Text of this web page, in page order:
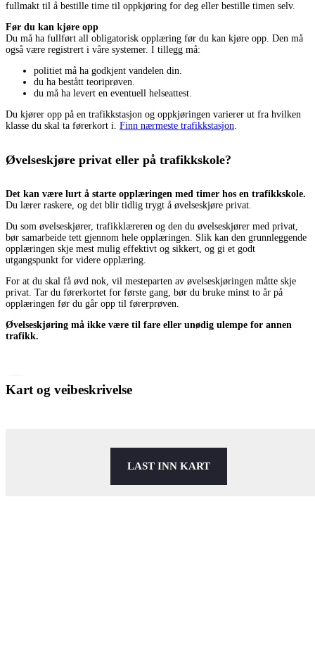
fullmakt til å bestille time til oppkjøring for deg eller bestille timen selv.
Før du kan kjøre opp
Du må ha fullført all obligatorisk opplæring før du kan kjøre opp. Den må
også være registrert i våre systemer. I tillegg må:
politiet må ha godkjent vandelen din.
du ha bestått teoriprøven.
du må ha levert en eventuell helseattest.
Du kjører opp på en trafikkstasjon og oppkjøringen varierer ut fra hvilken
klasse du skal ta førerkort i. Finn nærmeste trafikkstasjon
Øvelseskjøre privat eller på trafikkskole?
Det kan være lurt å starte opplæringen med timer hos en trafikkskole.
Du lærer raskere, og det blir tidlig trygt å øvelseskjøre privat.
Du som øvelseskjører, trafikklæreren og den du øvelseskjører med privat,
bør samarbeide tett gjennom hele opplæringen. Slik kan den grunnleggende
opplæringen skje mest mulig effektivt og sikkert, og gi et godt
utgangspunkt for videre opplæring.
For at du skal få øvd nok, vil mesteparten av øvelseskjøringen måtte skje
privat. Tar du førerkortet for første gang, bør du bruke minst to år på
opplæringen før du går opp til førerprøven.
Øvelseskjøring må ikke være til fare eller unødig ulempe for annen
trafikk.
Kart og veibeskrivelse
LAST INN KART